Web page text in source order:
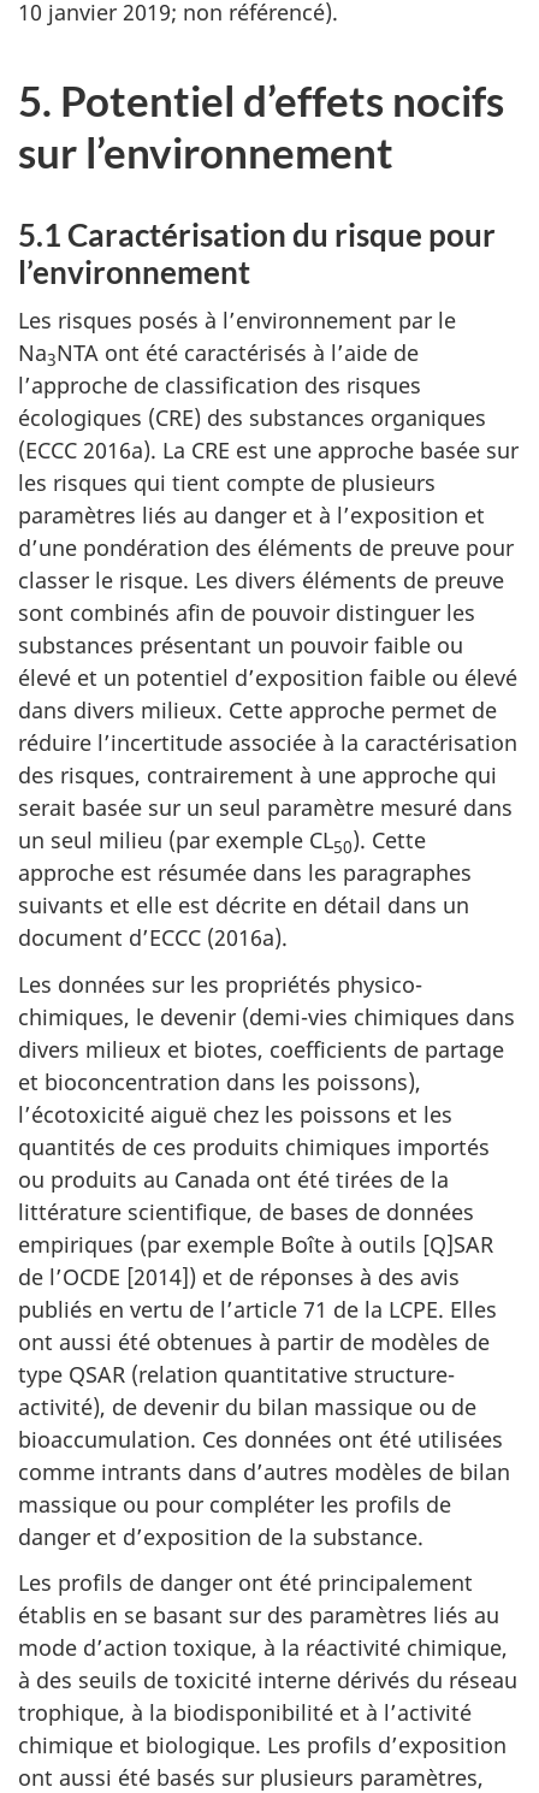
10 janvier 2019; non référencé).
5. Potentiel d’effets nocifs
sur l’environnement
5.1 Caractérisation du risque pour
l’environnement
Les risques posés à l’environnement par le
Na3NTA ont été caractérisés à l’aide de
l’approche de classification des risques
écologiques (CRE) des substances organiques
(ECCC 2016a). La CRE est une approche basée sur
les risques qui tient compte de plusieurs
paramètres liés au danger et à l’exposition et
d’une pondération des éléments de preuve pour
classer le risque. Les divers éléments de preuve
sont combinés afin de pouvoir distinguer les
substances présentant un pouvoir faible ou
élevé et un potentiel d’exposition faible ou élevé
dans divers milieux. Cette approche permet de
réduire l’incertitude associée à la caractérisation
des risques, contrairement à une approche qui
serait basée sur un seul paramètre mesuré dans
un seul milieu (par exemple CL50). Cette
approche est résumée dans les paragraphes
suivants et elle est décrite en détail dans un
document d’ECCC (2016a).
Les données sur les propriétés physico-
chimiques, le devenir (demi-vies chimiques dans
divers milieux et biotes, coefficients de partage
et bioconcentration dans les poissons),
l’écotoxicité aiguë chez les poissons et les
quantités de ces produits chimiques importés
ou produits au Canada ont été tirées de la
littérature scientifique, de bases de données
empiriques (par exemple Boîte à outils [Q]SAR
de l’OCDE [2014]) et de réponses à des avis
publiés en vertu de l’article 71 de la LCPE. Elles
ont aussi été obtenues à partir de modèles de
type QSAR (relation quantitative structure-
activité), de devenir du bilan massique ou de
bioaccumulation. Ces données ont été utilisées
comme intrants dans d’autres modèles de bilan
massique ou pour compléter les profils de
danger et d’exposition de la substance.
Les profils de danger ont été principalement
établis en se basant sur des paramètres liés au
mode d’action toxique, à la réactivité chimique,
à des seuils de toxicité interne dérivés du réseau
trophique, à la biodisponibilité et à l’activité
chimique et biologique. Les profils d’exposition
ont aussi été basés sur plusieurs paramètres,